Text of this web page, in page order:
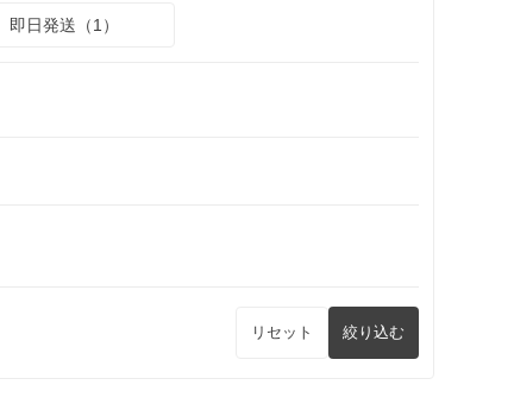
即日発送（1）
リセット 絞り込む